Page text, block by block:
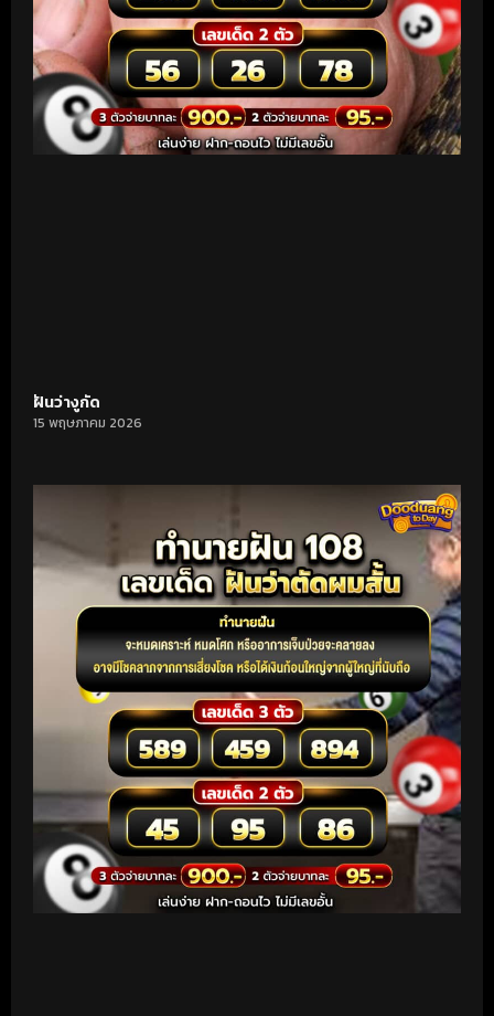
ฝันว่างูกัด
15 พฤษภาคม 2026